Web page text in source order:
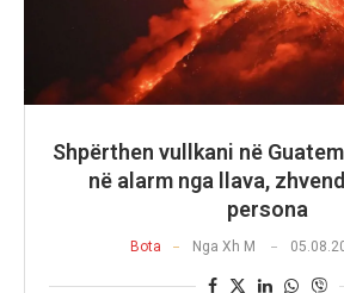
Shpërthen vullkani në
në alarm nga llava,
persona
Bota Nga Xh M